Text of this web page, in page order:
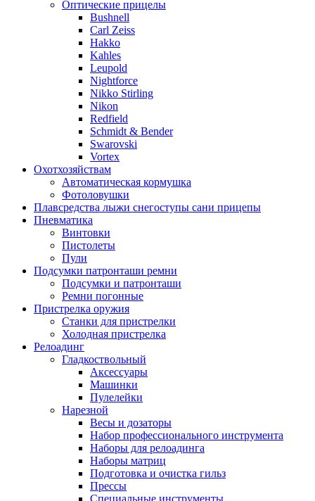
Оптические прицелы
Bushnell
Carl Zeiss
Hakko
Kahles
Leupold
Nightforce
Nikko Stirling
Nikon
Redfield
Schmidt & Bender
Swarovski
Vortex
Охотхозяйствам
Автоматическая кормушка
Фотоловушки
Плавсредства лыжи снегоступы сани прицепы
Пневматика
Винтовки
Пистолеты
Пули
Подсумки патронташи ремни
Подсумки и патронташи
Ремни погонные
Пристрелка оружия
Станки для пристрелки
Холодная пристрелка
Релоадинг
Гладкоствольный
Аксессуары
Машинки
Пулелейки
Нарезной
Весы и дозаторы
Набор профессионального инструмента
Наборы для релоадинга
Наборы матриц
Подготовка и очистка гильз
Прессы
Специальные инструменты